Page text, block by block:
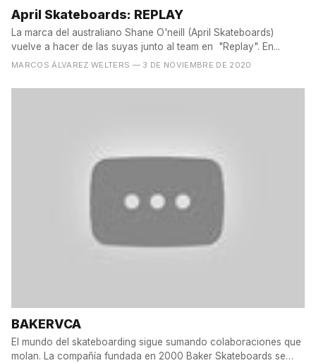
April Skateboards: REPLAY
La marca del australiano Shane O'neill (April Skateboards)
vuelve a hacer de las suyas junto al team en "Replay". En...
MARCOS ÁLVAREZ WELTERS — 3 DE NOVIEMBRE DE 2020
BAKERVCA
El mundo del skateboarding sigue sumando colaboraciones que
molan. La compañía fundada en 2000 Baker Skateboards se